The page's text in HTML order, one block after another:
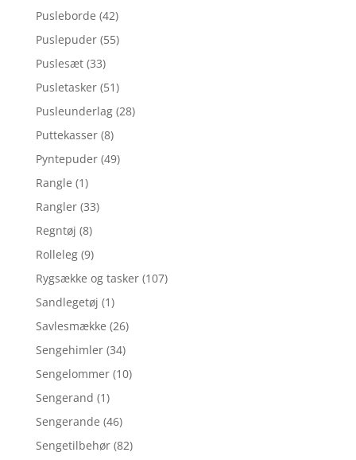
Pusleborde (42)
Puslepuder (55)
Puslesæt (33)
Pusletasker (51)
Pusleunderlag (28)
Puttekasser (8)
Pyntepuder (49)
Rangle (1)
Rangler (33)
Regntøj (8)
Rolleleg (9)
Rygsække og tasker (107)
Sandlegetøj (1)
Savlesmække (26)
Sengehimler (34)
Sengelommer (10)
Sengerand (1)
Sengerande (46)
Sengetilbehør (82)